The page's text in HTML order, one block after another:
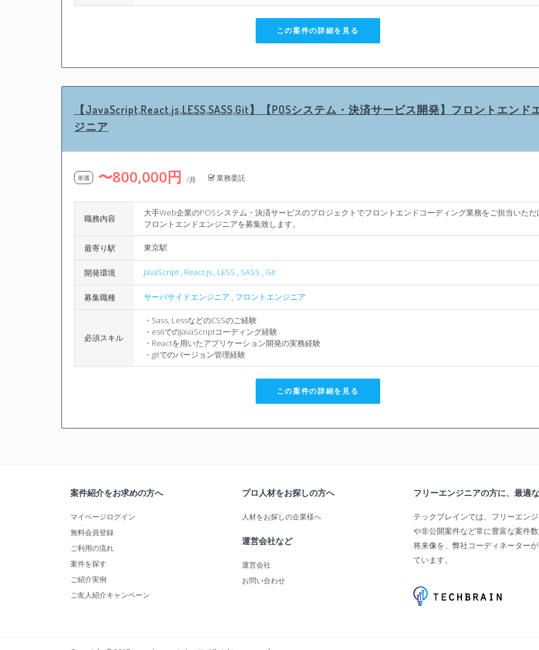
この案件の詳細を見る
【JavaScript,React.js,LESS,SASS,Git】【POSシステム・決済サービス開発】フロントエンド
ジニア
単価 〜800,000円 /月 業務委託
職務内容
大手Web企業のPOSシステム・決済サービスのプロジェクトでフロントエンドコーディング業務をご担当いただ
フロントエンドエンジニアを募集致します。
最寄り駅 東京駅
開発環境 JavaScript , React.js , LESS , SASS , Git
募集職種 サーバサイドエンジニア , フロントエンジニア
必須スキル
・Sass, LessなどのCSSのご経験
・es6でのJavaScriptコーディング経験
・Reactを用いたアプリケーション開発の実務経験
・gitでのバージョン管理経験
この案件の詳細を見る
案件紹介をお求めの方へ
マイページログイン
無料会員登録
ご利用の流れ
案件を探す
ご紹介実例
ご友人紹介キャンペーン
プロ人材をお探しの方へ
人材をお探しの企業様へ
運営会社など
運営会社
お問い合わせ
フリーエンジニアの方に、最適
テックブレインでは、フリーエン
や非公開案件など常に豊富な案件
将来像を、弊社コーディネーター
ています。